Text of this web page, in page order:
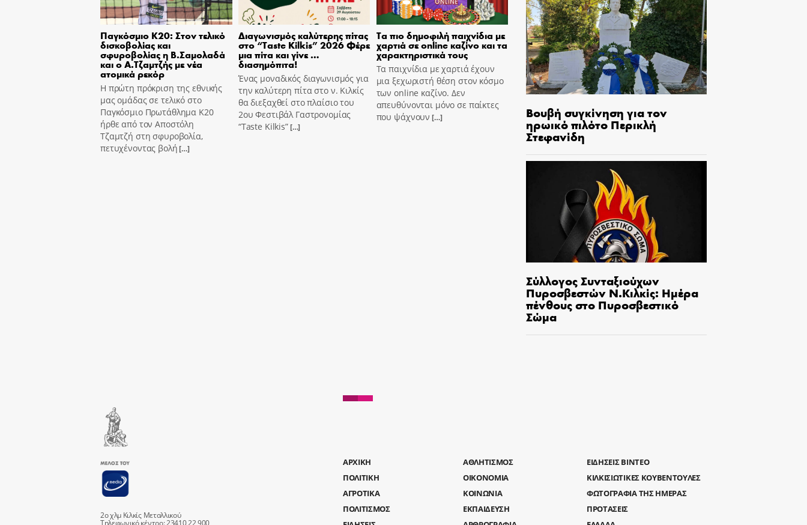
Παγκόσμιο Κ20: Στον τελικό
δισκοβολίας και
σφυροβολίας η Β.Σαμολαδά
και ο Α.Τζαμτζής με νέα
ατομικά ρεκόρ
Η πρώτη πρόκριση της εθνικής
μας ομάδας σε τελικό στο
Παγκόσμιο Πρωτάθλημα Κ20
ήρθε από τον Αποστόλη
Τζαμτζή στη σφυροβολία,
πετυχένοντας βολή[…]
Διαγωνισμός καλύτερης πίτας
στο “Taste Kilkis” 2026 Φέρε
μια πίτα και γίνε …
διασημόπιτα!
Ένας μοναδικός διαγωνισμός για
την καλύτερη πίτα στο ν. Κιλκίς
θα διεξαχθεί στο πλαίσιο του
2ου Φεστιβάλ Γαστρονομίας
“Taste Kilkis”[…]
Τα πιο δημοφιλή παιχνίδια με
χαρτιά σε online καζίνο και τα
χαρακτηριστικά τους
Τα παιχνίδια με χαρτιά έχουν
μια ξεχωριστή θέση στον κόσμο
των online καζίνο. Δεν
απευθύνονται μόνο σε παίκτες
που ψάχνουν […] Βουβή συγκίνηση για τον
ηρωικό πιλότο Περικλή
Στεφανίδη
Σύλλογος Συνταξιούχων
Πυροσβεστών Ν.Κιλκίς: Ημέρα
πένθους στο Πυροσβεστικό
Σώμα
2ο χλμ Κιλκίς Μεταλλικού
Τηλεφωνικό κέντρο: 23410 22 900
AΡΧΙΚΗ
ΑΘΛΗΤΙΣΜΟΣ
ΠΟΛΙΤΙΚΗ
ΟΙΚΟΝΟΜΙΑ
ΑΓΡΟΤΙΚΑ
ΚΟΙΝΩΝΙΑ
ΠΟΛΙΤΙΣΜΟΣ
ΕΚΠΑΙΔΕΥΣΗ
ΕΙΔΗΣΕΙΣ ΒΙΝΤΕΟ
ΚΙΛΚΙΣΙΩΤΙΚΕΣ ΚΟΥΒΕΝΤΟΥΛΕΣ
ΦΩΤΟΓΡΑΦΙΑ ΤΗΣ ΗΜΕΡΑΣ
ΠΡΟΤΑΣΕΙΣ